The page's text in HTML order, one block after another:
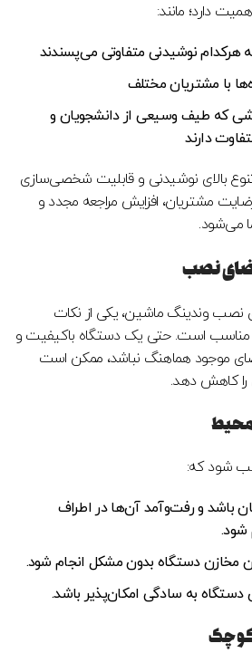
دارد؛ مانند:
که هرکدام نوشیدنی متفاوتی می‌پسندند
با مشتریان مختلف
که طیف وسیعی از دانشجویان و
دارند
بالای نوشیدنی و قابلیت شخصی‌سازی
رضایت مشتریان، افزایش مراجعه مجدد و
می‌شود.
نصب وندینگ ماشین، یکی از نکات
مناسب است. حتی یک دستگاه باکیفیت و
فضای موجود هماهنگ نباشد، ممکن است
را کاهش دهد.
شود که:
باشد و رفت‌وآمد آن‌ها در اطراف
شود.
مخازن دستگاه بدون مشکل انجام شود.
به سادگی امکان‌پذیر باشد.
کوچک